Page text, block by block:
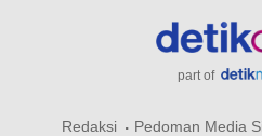
part of
Redaksi Pedoman Media